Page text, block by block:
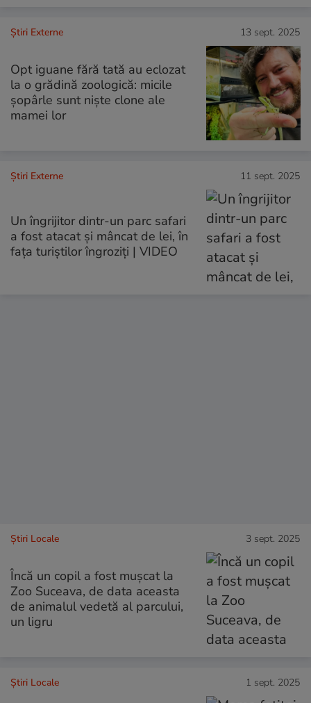
Știri Externe 13 sept. 2025
Opt iguane fără tată au eclozat
la o grădină zoologică: micile
șopârle sunt niște clone ale
mamei lor
Știri Externe 11 sept. 2025
Un îngrijitor dintr-un parc safari
a fost atacat și mâncat de lei, în
fața turiștilor îngroziți | VIDEO
Știri Locale 3 sept. 2025
Încă un copil a fost mușcat la
Zoo Suceava, de data aceasta
de animalul vedetă al parcului,
un ligru
Știri Locale 1 sept. 2025